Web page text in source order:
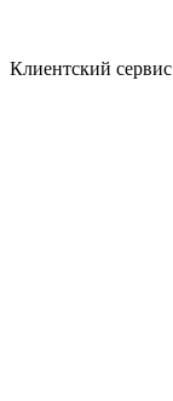
Клиентский сервис